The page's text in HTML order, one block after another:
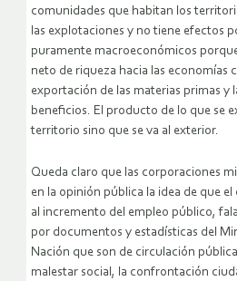
comunidades que habitan los
las explotaciones y no tiene efectos
puramente macroeconómicos
neto de riqueza hacia las economías
exportación de las materias primas y
beneficios. El producto de lo que se
territorio sino que se va al exterior.
Queda claro que las corporaciones
en la opinión pública la idea de que
al incremento del empleo público,
por documentos y estadísticas del
Nación que son de circulación
malestar social, la confrontación